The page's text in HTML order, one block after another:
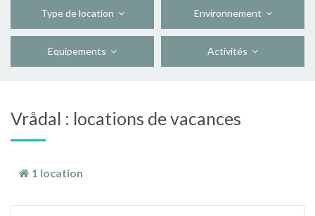
Type de location Environnement
Equipements Activités
Vrådal : locations de vacances
1 location